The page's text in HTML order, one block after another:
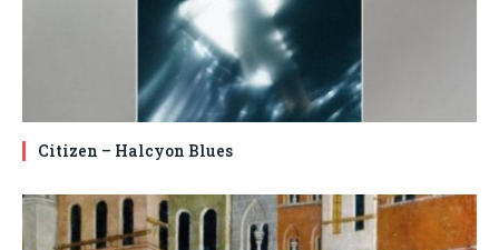
Citizen – Halcyon Blues